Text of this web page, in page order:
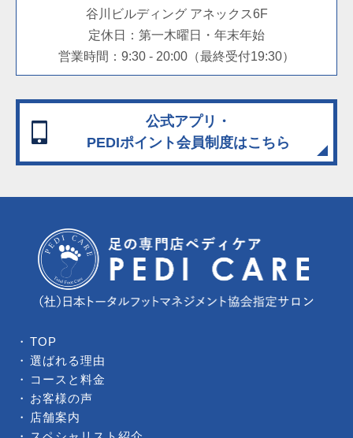
谷川ビルディング アネックス6F
定休日：第一木曜日・年末年始
営業時間：9:30 - 20:00（最終受付19:30）
公式アプリ・
PEDIポイント会員制度はこちら
TOP
選ばれる理由
コースと料金
お客様の声
店舗案内